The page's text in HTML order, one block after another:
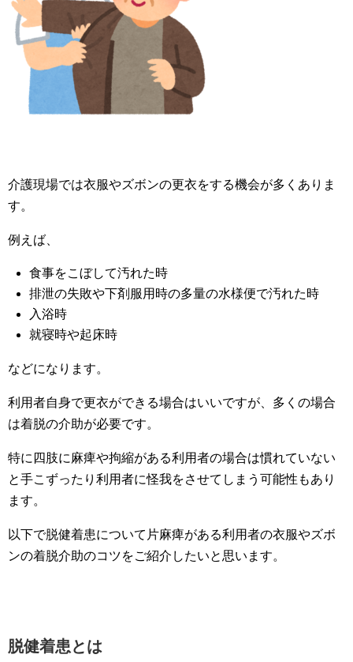
介護現場では衣服やズボンの更衣をする機会が多くありま
す。
例えば、
食事をこぼして汚れた時
排泄の失敗や下剤服用時の多量の水様便で汚れた時
入浴時
就寝時や起床時
などになります。
利用者自身で更衣ができる場合はいいですが、多くの場合
は着脱の介助が必要です。
特に四肢に麻痺や拘縮がある利用者の場合は慣れていない
と手こずったり利用者に怪我をさせてしまう可能性もあり
ます。
以下で脱健着患について片麻痺がある利用者の衣服やズボ
ンの着脱介助のコツをご紹介したいと思います。
脱健着患とは